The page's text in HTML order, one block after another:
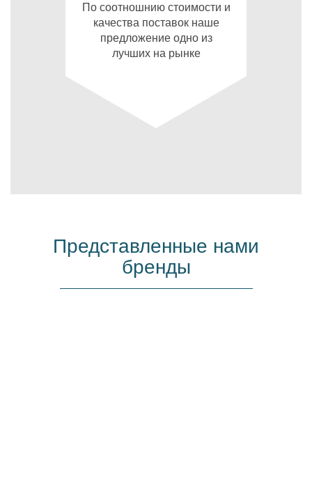
По соотношнию стоимости и
качества поставок наше
предложение одно из
лучших на рынке
Представленные нами
бренды